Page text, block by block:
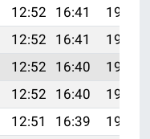
12:52 16:41
19:53
12:52 16:41
19:52
12:52 16:40
19:51
12:52 16:40
19:50
12:51 16:39
19:49